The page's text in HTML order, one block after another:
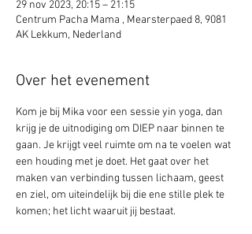
29 nov 2023, 20:15 – 21:15
Centrum Pacha Mama , Mearsterpaed 8, 9081
AK Lekkum, Nederland
Over het evenement
Kom je bij Mika voor een sessie yin yoga, dan
krijg je de uitnodiging om DIEP naar binnen te
gaan. Je krijgt veel ruimte om na te voelen wat
een houding met je doet. Het gaat over het
maken van verbinding tussen lichaam, geest
en ziel, om uiteindelijk bij die ene stille plek te
komen; het licht waaruit jij bestaat.